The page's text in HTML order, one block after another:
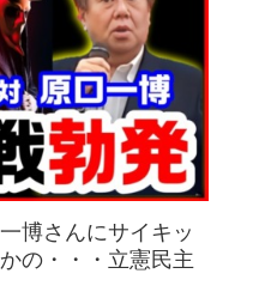
博さんにサイキッ
の・・・立憲民主